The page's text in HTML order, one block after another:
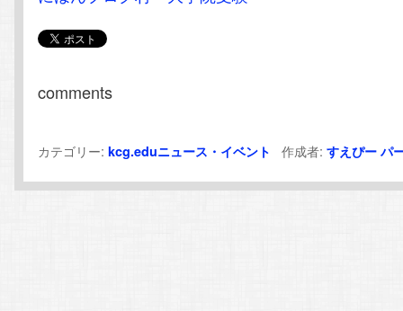
comments
カテゴリー:kcg.eduニュース・イベント 作成者:すえぴー パ